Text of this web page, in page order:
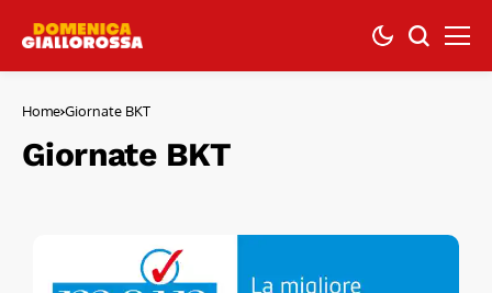
Home Giornate BKT
Giornate BKT